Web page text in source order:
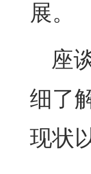
展。
座
细了
现状